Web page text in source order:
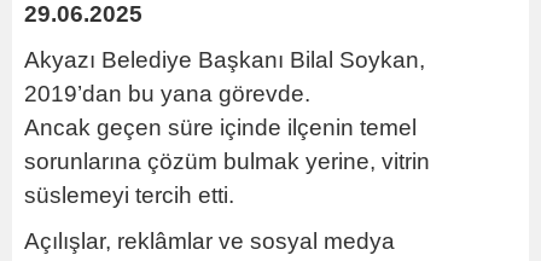
29.06.2025
Akyazı Belediye Başkanı Bilal Soykan,
2019’dan bu yana görevde.
Ancak geçen süre içinde ilçenin temel
sorunlarına çözüm bulmak yerine, vitrin
süslemeyi tercih etti.
Açılışlar, reklâmlar ve sosyal medya